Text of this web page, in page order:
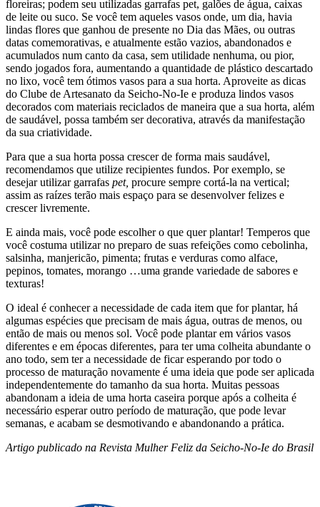
floreiras; podem seu utilizadas garrafas pet, galões de água, caixas
de leite ou suco. Se você tem aqueles vasos onde, um dia, havia
lindas flores que ganhou de presente no Dia das Mães, ou outras
datas comemorativas, e atualmente estão vazios, abandonados e
acumulados num canto da casa, sem utilidade nenhuma, ou pior,
sendo jogados fora, aumentando a quantidade de plástico descartado
no lixo, você tem ótimos vasos para a sua horta. Aproveite as dicas
do Clube de Artesanato da Seicho-No-Ie e produza lindos vasos
decorados com materiais reciclados de maneira que a sua horta, além
de saudável, possa também ser decorativa, através da manifestação
da sua criatividade.
Para que a sua horta possa crescer de forma mais saudável,
recomendamos que utilize recipientes fundos. Por exemplo, se
desejar utilizar garrafas pet, procure sempre cortá-la na vertical;
assim as raízes terão mais espaço para se desenvolver felizes e
crescer livremente.
E ainda mais, você pode escolher o que quer plantar! Temperos que
você costuma utilizar no preparo de suas refeições como cebolinha,
salsinha, manjericão, pimenta; frutas e verduras como alface,
pepinos, tomates, morango …uma grande variedade de sabores e
texturas!
O ideal é conhecer a necessidade de cada item que for plantar, há
algumas espécies que precisam de mais água, outras de menos, ou
então de mais ou menos sol. Você pode plantar em vários vasos
diferentes e em épocas diferentes, para ter uma colheita abundante o
ano todo, sem ter a necessidade de ficar esperando por todo o
processo de maturação novamente é uma ideia que pode ser aplicada
independentemente do tamanho da sua horta. Muitas pessoas
abandonam a ideia de uma horta caseira porque após a colheita é
necessário esperar outro período de maturação, que pode levar
semanas, e acabam se desmotivando e abandonando a prática.
Artigo publicado na Revista Mulher Feliz da Seicho-No-Ie do Brasil